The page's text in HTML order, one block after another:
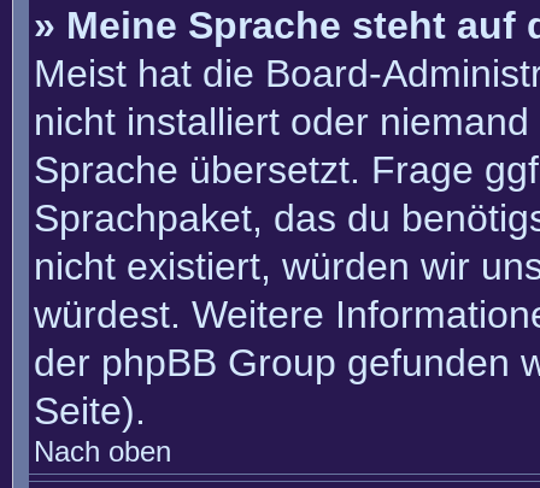
» Meine Sprache steht
Meist hat die Board-
nicht installiert oder
Sprache übersetzt. Frage
Sprachpaket, das du
nicht existiert, würden wir
würdest. Weitere
der phpBB Group gefunden
Seite).
Nach oben